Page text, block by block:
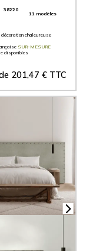
38220
11 modèles
décoration chaleureuse
SUR-MESURE
disponibles
201,47€ TTC